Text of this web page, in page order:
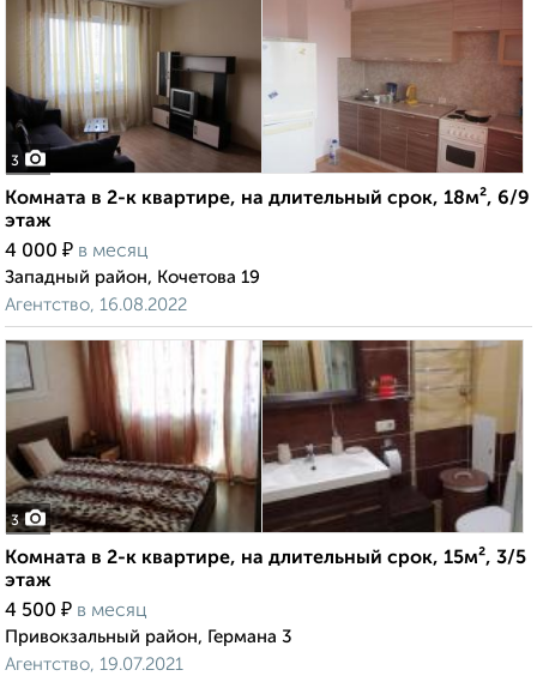
3
Комната в 2-к квартире, на длительный срок, 18м², 6/9
этаж
4 000 ₽ в месяц
Западный район, Кочетова 19
Агентство, 16.08.2022
3
Комната в 2-к квартире, на длительный срок, 15м², 3/5
этаж
4 500 ₽ в месяц
Привокзальный район, Германа 3
Агентство, 19.07.2021